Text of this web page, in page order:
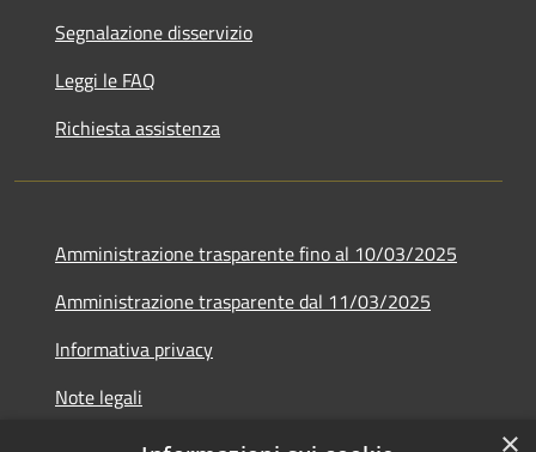
Segnalazione disservizio
Leggi le FAQ
Richiesta assistenza
Amministrazione trasparente fino al 10/03/2025
Amministrazione trasparente dal 11/03/2025
Informativa privacy
Note legali
Dichiarazione di accessibilità
×